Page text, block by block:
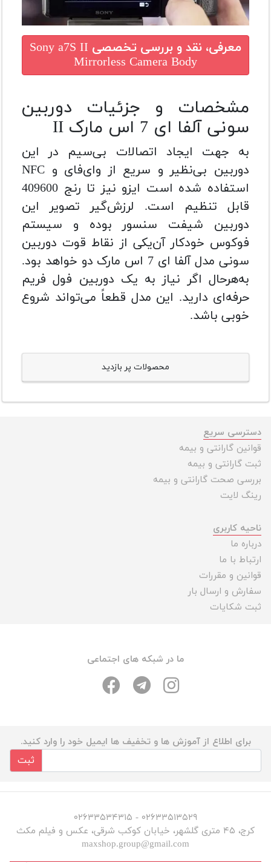
معرفی، نقد و بررسی تخصصی Sony a7S II
Mirrorless Camera Body
مشخصات و جزئیات دوربین
سونی آلفا ای 7 اس مارک II
به جهت ایجاد اتصالات بی‌سیم در این
دوربین بی‌نظیر و سریع از وای‌فای و NFC
استفاده شده است ایزو نیز تا رنج 409600
قابل تنظیم است. لرزش‌گیر تصویر این
دوربین شیفت سنسور بوده و سیستم
فوکوس خودکار آن‌یکی از نقاط قوت دوربین
سونی مدل آلفا ای 7 اس مارک دو خواهد بود.
به‌هرحال اگر نیاز به یک دوربین فول فریم
حرفه‌ای دارید. این مدل قطعاً می‌تواند شروع
خوبی باشد.
محصولات پر بازدید
دسترسی سریع
قوانین گارانتی و بیمه
ثبت گارانتی و بیمه
بررسی صحت گارانتی و بیمه
رینگ لایت
ناحیه کاربری
درباره ما
ارتباط با ما
قوانین و مقررات
سفارش و ارسال بار
ثبت شکایات
ما در شبکه های اجتماعی
برای اطلاع از آموزش ها و تخفیف ها ایمیل خود را وارد کنید.
ثبت
۰۲۶۳۳۵۱۳۵۲۹ - ۰۲۶۳۳۵۳۴۳۱۵
کرج، ۴۵ متری گلشهر، خیابان کوکب شرقی، عکس و فیلم مکث
maxshop.group@gmail.com